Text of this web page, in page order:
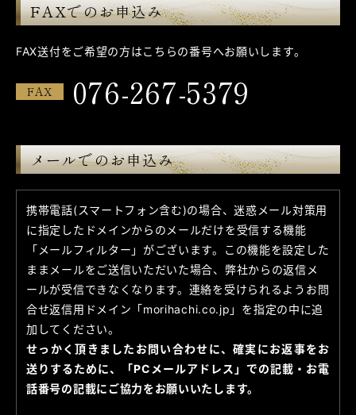
FAXでのお申込み
FAX送付をご希望の方はこちらの番号へお願いします。
FAX 076-267-5379
メールでのお申込み
携帯電話(スマートフォン含む)の場合、迷惑メール対策用
に指定したドメインからのメールだけを受信する機能
「メールフィルター」がございます。この機能を設定した
ままメールをご送信いただいた場合、弊社からの返信メ
ールが受信できなくなります。連絡を受けられるようお問
合せ返信用ドメイン「morihachi.co.jp」を指定の中に追
加してください。
せっかく頂きましたお問い合わせに、確実にお返事をお
送りするために、「PCメールアドレス」での記載・お電
話番号の記載にご協力をお願いいたします。